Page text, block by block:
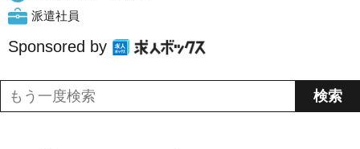
派遣社員
Sponsored by